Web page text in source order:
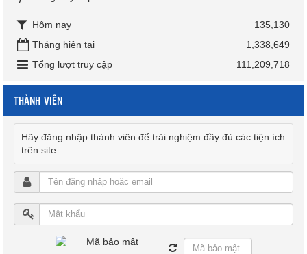
Hôm nay
135,130
Tháng hiện tại
1,338,649
Tổng lượt truy cập
111,209,718
THÀNH VIÊN
Hãy đăng nhập thành viên để trải nghiệm đầy đủ các tiện ích
trên site